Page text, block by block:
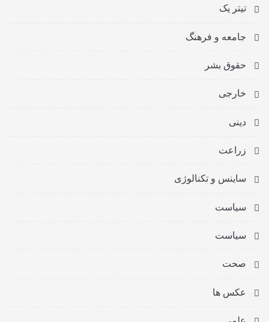
تیتر یک
جامعه و فرهنگ
حقوق بشر
خارجی
دینی
زراعت
ساینس و تکنالوژی
سیاست
سیاست
صحت
عکس ها